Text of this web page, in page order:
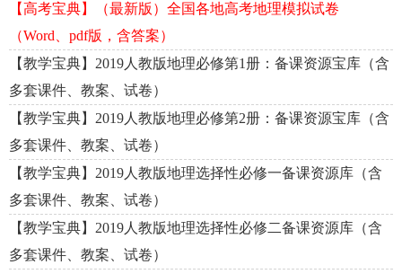
【高考宝典】（最新版）全国各地高考地理模拟试卷
（Word、pdf版，含答案）
【教学宝典】2019人教版地理必修第1册：备课资源宝库（含
多套课件、教案、试卷）
【教学宝典】2019人教版地理必修第2册：备课资源宝库（含
多套课件、教案、试卷）
【教学宝典】2019人教版地理选择性必修一备课资源库（含
多套课件、教案、试卷）
【教学宝典】2019人教版地理选择性必修二备课资源库（含
多套课件、教案、试卷）